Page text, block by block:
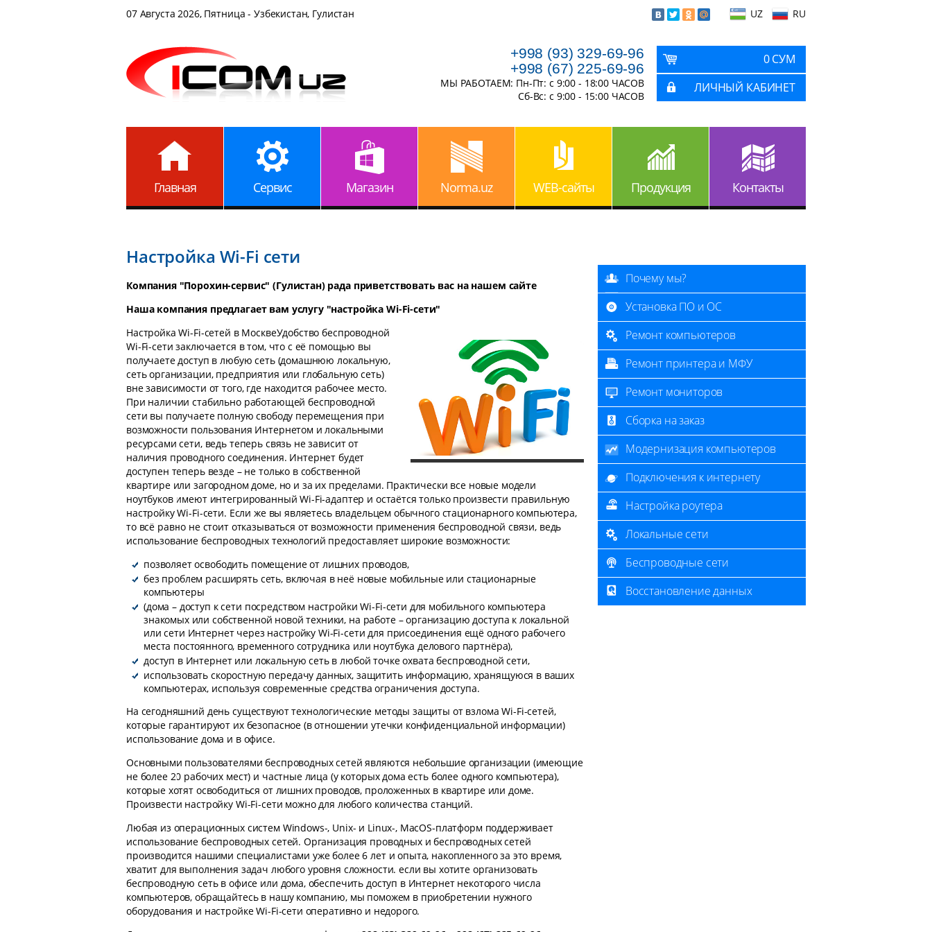
07 Августа 2026, Пятница - Узбекистан, Гулистан UZ RU
+998 (93) 329-69-96
+998 (67) 225-69-96
МЫ РАБОТАЕМ: Пн-Пт: с 9:00 - 18:00 ЧАСОВ
Сб-Вс: с 9:00 - 15:00 ЧАСОВ
0 СУМ
ЛИЧНЫЙ КАБИНЕТ
Главная Сервис Магазин Norma.uz WEB-сайты Продукция Контакты
Настройка Wi-Fi сети
Компания "Порохин-сервис" (Гулистан) рада приветствовать вас на нашем сайте
Наша компания предлагает вам услугу "настройка Wi-Fi-сети"
Настройка Wi-Fi-сетей в МосквеУдобство беспроводной
Wi-Fi-сети заключается в том, что с её помощью вы
получаете доступ в любую сеть (домашнюю локальную,
сеть организации, предприятия или глобальную сеть)
вне зависимости от того, где находится рабочее место.
При наличии стабильно работающей беспроводной
сети вы получаете полную свободу перемещения при
возможности пользования Интернетом и локальными
ресурсами сети, ведь теперь связь не зависит от
наличия проводного соединения. Интернет будет
доступен теперь везде – не только в собственной
квартире или загородном доме, но и за их пределами. Практически все новые модели
ноутбуков имеют интегрированный Wi-Fi-адаптер и остаётся только произвести правильную
настройку Wi-Fi-сети. Если же вы являетесь владельцем обычного стационарного компьютера,
то всё равно не стоит отказываться от возможности применения беспроводной связи, ведь
использование беспроводных технологий предоставляет широкие возможности:
позволяет освободить помещение от лишних проводов,
без проблем расширять сеть, включая в неё новые мобильные или стационарные
компьютеры
(дома – доступ к сети посредством настройки Wi-Fi-сети для мобильного компьютера
знакомых или собственной новой техники, на работе – организацию доступа к локальной
или сети Интернет через настройку Wi-Fi-сети для присоединения ещё одного рабочего
места постоянного, временного сотрудника или ноутбука делового партнёра),
доступ в Интернет или локальную сеть в любой точке охвата беспроводной сети,
использовать скоростную передачу данных, защитить информацию, хранящуюся в ваших
компьютерах, используя современные средства ограничения доступа.
На сегодняшний день существуют технологические методы защиты от взлома Wi-Fi-сетей,
которые гарантируют их безопасное (в отношении утечки конфиденциальной информации)
использование дома и в офисе.
Основными пользователями беспроводных сетей являются небольшие организации (имеющие
не более 20 рабочих мест) и частные лица (у которых дома есть более одного компьютера),
которые хотят освободиться от лишних проводов, проложенных в квартире или доме.
Произвести настройку Wi-Fi-сети можно для любого количества станций.
Любая из операционных систем Windows-, Unix- и Linux-, MacOS-платформ поддерживает
использование беспроводных сетей. Организация проводных и беспроводных сетей
производится нашими специалистами уже более 6 лет и опыта, накопленного за это время,
хватит для выполнения задач любого уровня сложности. если вы хотите организовать
беспроводную сеть в офисе или дома, обеспечить доступ в Интернет некоторого числа
компьютеров, обращайтесь в нашу компанию, мы поможем в приобретении нужного
оборудования и настройке Wi-Fi-сети оперативно и недорого.
Почему мы?
Установка ПО и ОС
Ремонт компьютеров
Ремонт принтера и МФУ
Ремонт мониторов
Сборка на заказ
Модернизация компьютеров
Подключения к интернету
Настройка роутера
Локальные сети
Беспроводные сети
Восстановление данных